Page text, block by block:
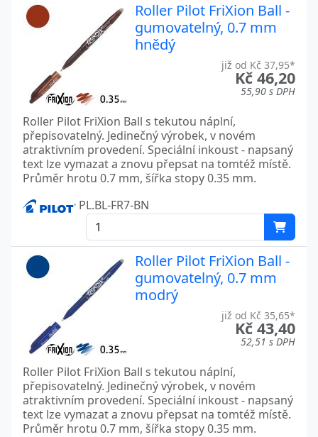
Roller Pilot FriXion Ball -
gumovatelný, 0.7 mm
hnědý
již od Kč 37,95*
Kč 46,20
55,90 s DPH
Roller Pilot FriXion Ball s tekutou náplní,
přepisovatelný. Jedinečný výrobek, v novém
atraktivním provedení. Speciální inkoust - napsaný
text lze vymazat a znovu přepsat na tomtéž místě.
Průměr hrotu 0.7 mm, šířka stopy 0.35 mm.
PL.BL-FR7-BN
Roller Pilot FriXion Ball -
gumovatelný, 0.7 mm
modrý
již od Kč 35,65*
Kč 43,40
52,51 s DPH
Roller Pilot FriXion Ball s tekutou náplní,
přepisovatelný. Jedinečný výrobek, v novém
atraktivním provedení. Speciální inkoust - napsaný
text lze vymazat a znovu přepsat na tomtéž místě.
Průměr hrotu 0.7 mm, šířka stopy 0.35 mm.